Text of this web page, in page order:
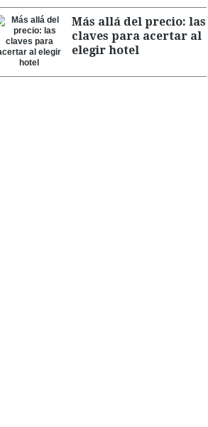
Más allá del precio: las
claves para acertar al
elegir hotel